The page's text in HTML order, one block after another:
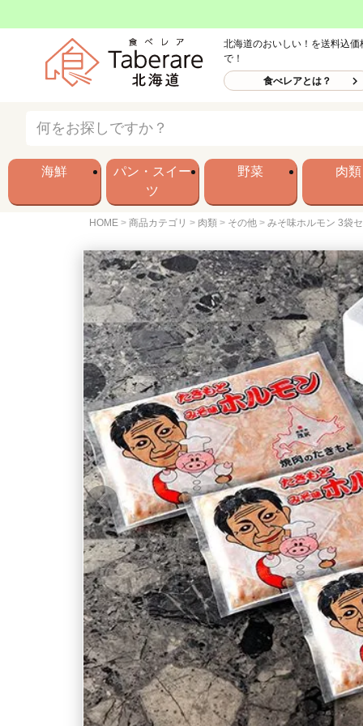
北海道のおいしい！を送料込価
で！
食べレアとは？
海鮮
パン・スイー
ツ
野菜 肉類
HOME 商品カテゴリ 肉類 その他 みそ味ホルモン 3袋